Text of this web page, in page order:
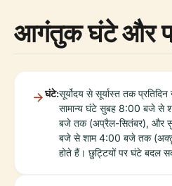
आगंतुक घंटे और
घंटे:सूर्योदय से सूर्यास्त तक
सामान्य घंटे सुबह 8:00 बजे से
बजे तक (अप्रैल-सितंबर), और
बजे से शाम 4:00 बजे तक
होते हैं। छुट्टियों पर घंटे बदल